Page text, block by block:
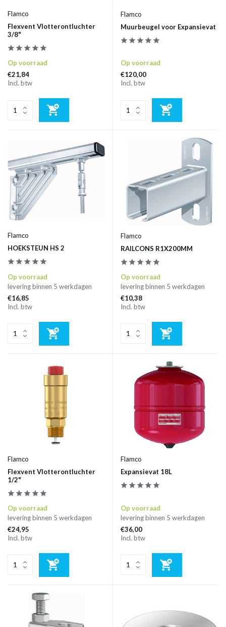
Flamco
Flexvent Vlotterontluchter
3/8"
Op voorraad
€21,84
Incl. btw
Flamco
Muurbeugel voor Expansievat
Op voorraad
€120,00
Incl. btw
Flamco
HOEKSTEUN HS 2
Op voorraad
levering binnen 5 werkdagen
€16,85
Incl. btw
Flamco
RAILCONS R1X200MM
Op voorraad
levering binnen 5 werkdagen
€10,38
Incl. btw
Flamco
Flexvent Vlotterontluchter
1/2"
Op voorraad
levering binnen 5 werkdagen
€24,95
Incl. btw
Flamco
Expansievat 18L
Op voorraad
levering binnen 5 werkdagen
€36,00
Incl. btw